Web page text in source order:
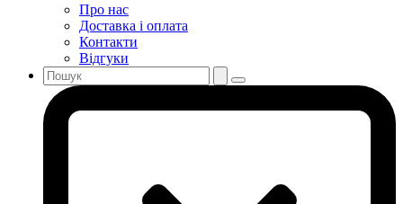
Про нас
Доставка і оплата
Контакти
Відгуки